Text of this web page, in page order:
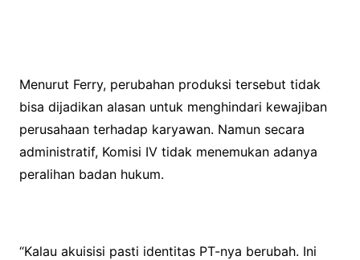
Menurut Ferry, perubahan produksi tersebut tidak
bisa dijadikan alasan untuk menghindari kewajiban
perusahaan terhadap karyawan. Namun secara
administratif, Komisi IV tidak menemukan adanya
peralihan badan hukum.
“Kalau akuisisi pasti identitas PT-nya berubah. Ini